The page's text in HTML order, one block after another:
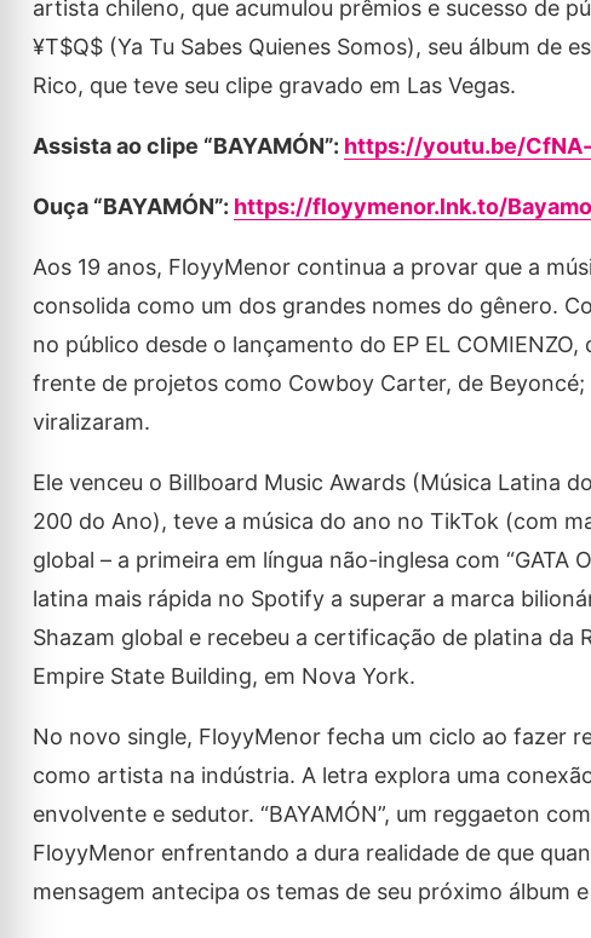
artista chileno, que acumulou prêmios e sucesso de
¥T$Q$ (Ya Tu Sabes Quienes Somos), seu álbum de
Rico, que teve seu clipe gravado em Las Vegas.
Assista ao clipe “BAYAMÓN”: https://youtu.be/
Ouça “BAYAMÓN”: https://floyymenor.lnk.to/
Aos 19 anos, FloyyMenor continua a provar que a
consolida como um dos grandes nomes do gênero.
no público desde o lançamento do EP EL
frente de projetos como Cowboy Carter, de Beyoncé; e
viralizaram.
Ele venceu o Billboard Music Awards (Música Latina
200 do Ano), teve a música do ano no TikTok (com
global – a primeira em língua não-inglesa com “GATA
latina mais rápida no Spotify a superar a marca
Shazam global e recebeu a certificação de platina da
Empire State Building, em Nova York.
No novo single, FloyyMenor fecha um ciclo ao fazer
como artista na indústria. A letra explora uma
envolvente e sedutor. “BAYAMÓN”, um reggaeton
FloyyMenor enfrentando a dura realidade de que
mensagem antecipa os temas de seu próximo álbum